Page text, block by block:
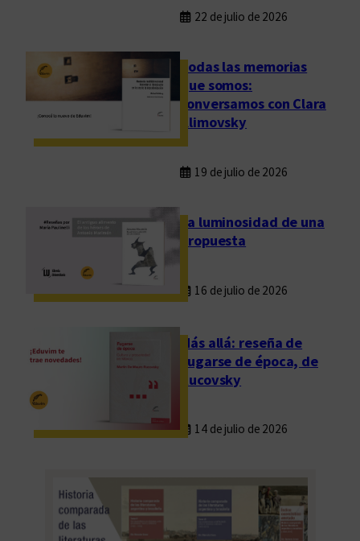
22 de julio de 2026
Todas las memorias
que somos:
conversamos con Clara
Klimovsky
19 de julio de 2026
La luminosidad de una
propuesta
16 de julio de 2026
Más allá: reseña de
Fugarse de época, de
Rucovsky
14 de julio de 2026